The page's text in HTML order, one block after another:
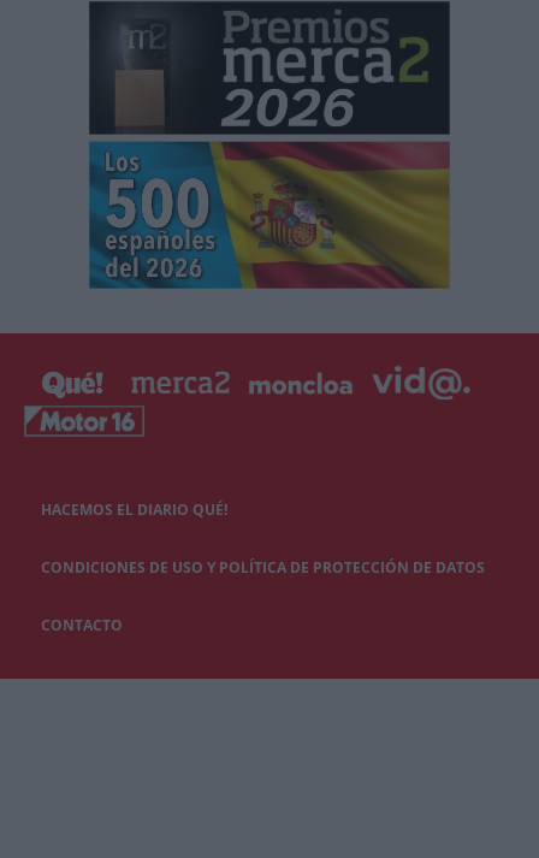
HACEMOS EL DIARIO QUÉ!
CONDICIONES DE USO Y POLÍTICA DE PROTECCIÓN DE DATOS
CONTACTO